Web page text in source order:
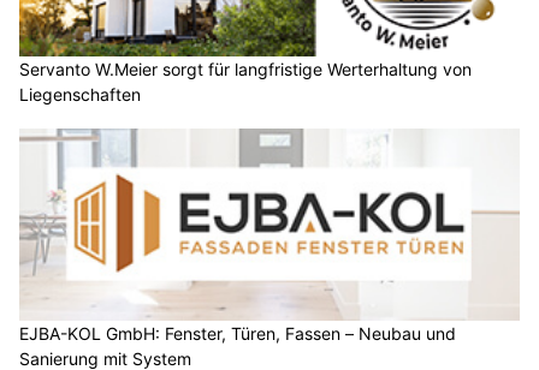
Servanto W.Meier sorgt für langfristige Werterhaltung von
Liegenschaften
EJBA-KOL GmbH: Fenster, Türen, Fassen – Neubau und
Sanierung mit System